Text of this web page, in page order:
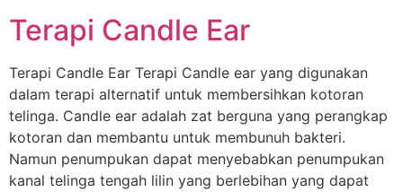
Terapi Candle Ear
Terapi Candle Ear Terapi Candle ear yang digunakan
dalam terapi alternatif untuk membersihkan kotoran
telinga. Candle ear adalah zat berguna yang perangkap
kotoran dan membantu untuk membunuh bakteri.
Namun penumpukan dapat menyebabkan penumpukan
kanal telinga tengah lilin yang berlebihan yang dapat